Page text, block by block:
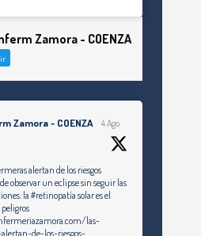
Zamora - COENZA
Zamora - COENZA 4 Ago
alertan de los riesgos
observar un eclipse sin seguir las
la #retinopatía solar es el
las-
de-los-riesgos-